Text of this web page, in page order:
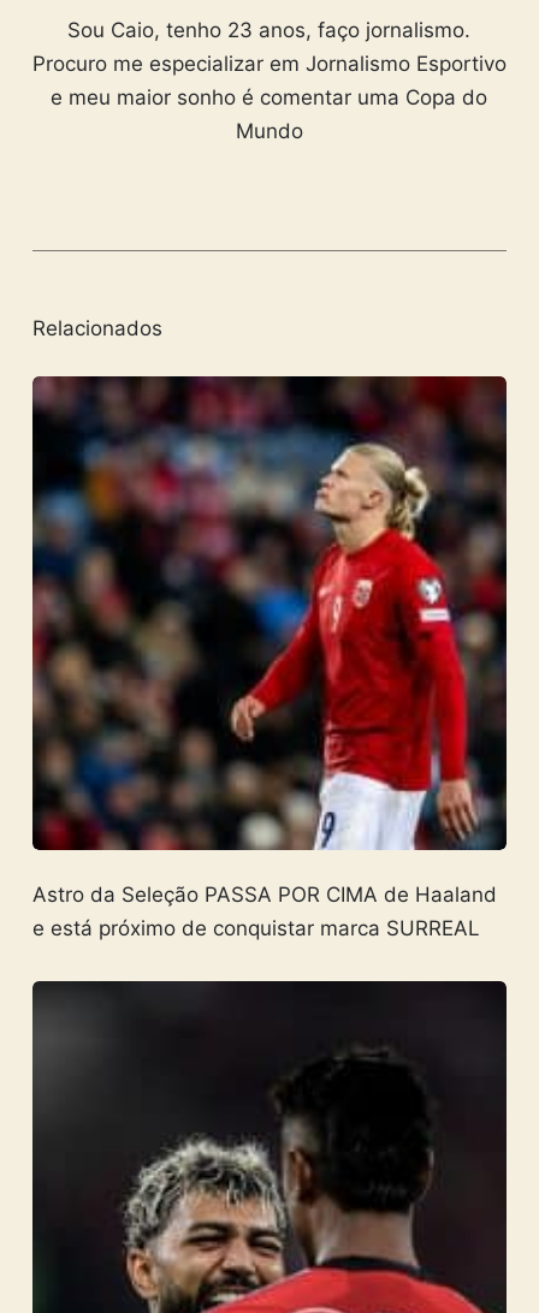
Sou Caio, tenho 23 anos, faço jornalismo.
Procuro me especializar em Jornalismo Esportivo
e meu maior sonho é comentar uma Copa do
Mundo
Relacionados
Astro da Seleção PASSA POR CIMA de Haaland
e está próximo de conquistar marca SURREAL